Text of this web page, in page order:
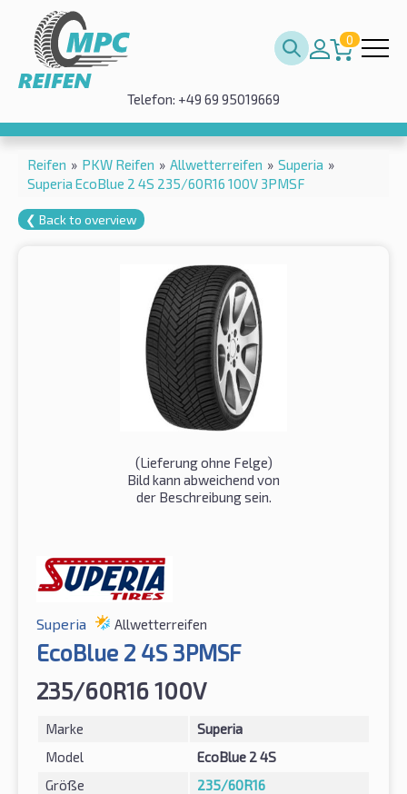
0
Telefon: +49 69 95019669
Reifen » PKW Reifen » Allwetterreifen » Superia »
Superia EcoBlue 2 4S 235/60R16 100V 3PMSF
❮ Back to overview
(Lieferung ohne Felge)
Bild kann abweichend von
der Beschreibung sein.
Superia Allwetterreifen
EcoBlue 2 4S 3PMSF
235/60R16 100V
Marke
Superia
Model
EcoBlue 2 4S
Größe
235/60R16